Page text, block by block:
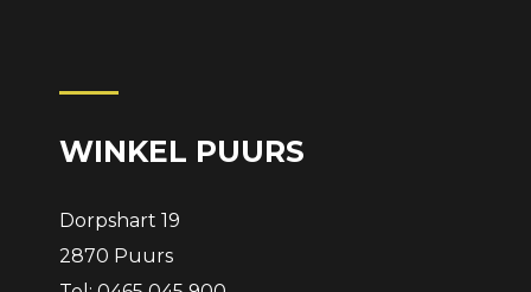
WINKEL PUURS
Dorpshart 19
2870 Puurs